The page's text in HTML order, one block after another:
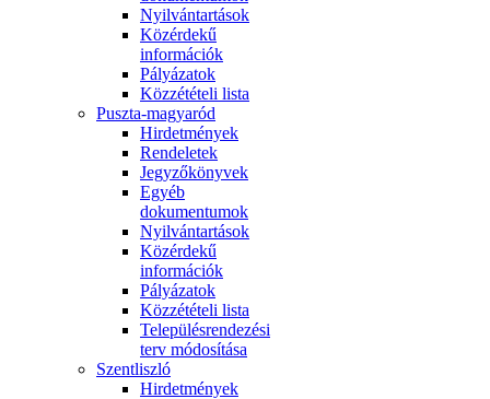
Nyilvántartások
Közérdekű
információk
Pályázatok
Közzétételi lista
Puszta-magyaród
Hirdetmények
Rendeletek
Jegyzőkönyvek
Egyéb
dokumentumok
Nyilvántartások
Közérdekű
információk
Pályázatok
Közzétételi lista
Településrendezési
terv módosítása
Szentliszló
Hirdetmények